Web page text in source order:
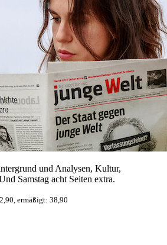
und Analysen, Kultur,
Samstag acht Seiten extra.
ermäßigt: 38,90